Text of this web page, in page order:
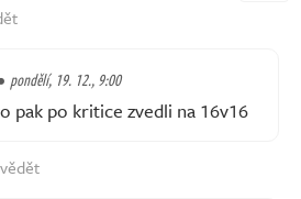
pondělí, 19. 12., 9:00
pak po kritice zvedli na 16v16